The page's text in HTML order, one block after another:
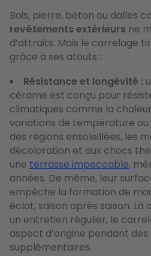
Bois, pierre, béton ou dalles
revêtements extérieurs ne
d’attraits. Mais le carrelage
grâce à ses atouts :
Résistance et longévité :
cérame est conçu pour
climatiques comme la
variations de température ou
des régions ensoleillées, les
décoloration et aux chocs
une terrasse impeccable,
années. De même, leur
empêche la formation de
éclat, saison après saison. Là
un entretien régulier, le
aspect d’origine pendant
supplémentaires.